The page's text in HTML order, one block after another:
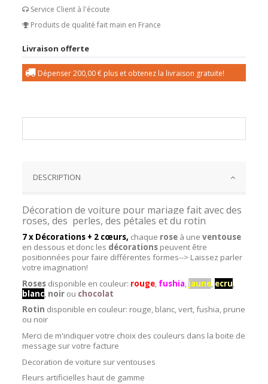
Service Client à l'écoute
Produits de qualité fait main en France
Livraison offerte
Dépenser200,00 € plus et obtenez la livraison gratuite!
DESCRIPTION
Décoration de voiture pour mariage fait avec des
roses, des perles, des pétales et du rotin
7 x Décorations + 2 cœurs, chaque rose à uneventouse
en dessous et donc les décorations peuvent être
positionnées pour faire différentes formes--> Laissez parler
votre imagination!
Roses disponible en couleur: rouge, fushia, jaune, ecru,
blanc, noir ou chocolat
Rotin disponible en couleur: rouge, blanc, vert, fushia, prune
ou noir
Merci de m'indiquer votre choix des couleurs dans la boite de
message sur votre facture
Decoration de voiture sur ventouses
Fleurs artificielles haut de gamme